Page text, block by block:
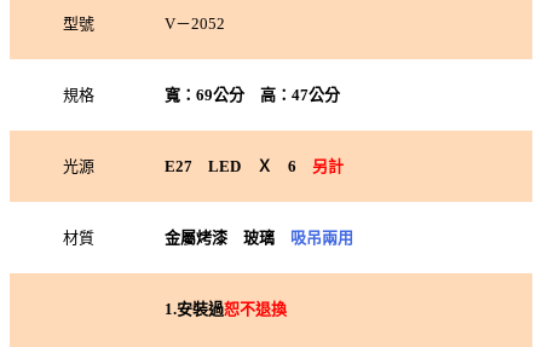
型號 V－2052
規格 寬：69公分 高：47公分
光源 E27 LED Ｘ 6 另計
材質 金屬烤漆 玻璃 吸吊兩用
1.安裝過恕不退換